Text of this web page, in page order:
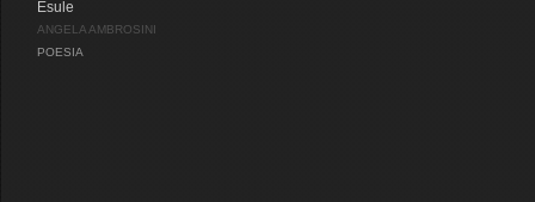
Esule
ANGELA AMBROSINI
POESIA